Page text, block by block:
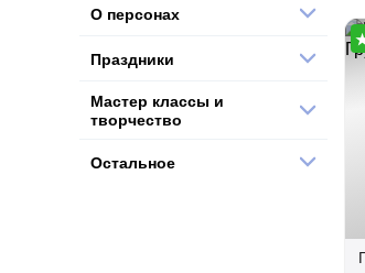
О персонах
Праздники
Мастер классы и
творчество
Остальное